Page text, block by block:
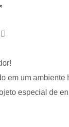
em um
especial de